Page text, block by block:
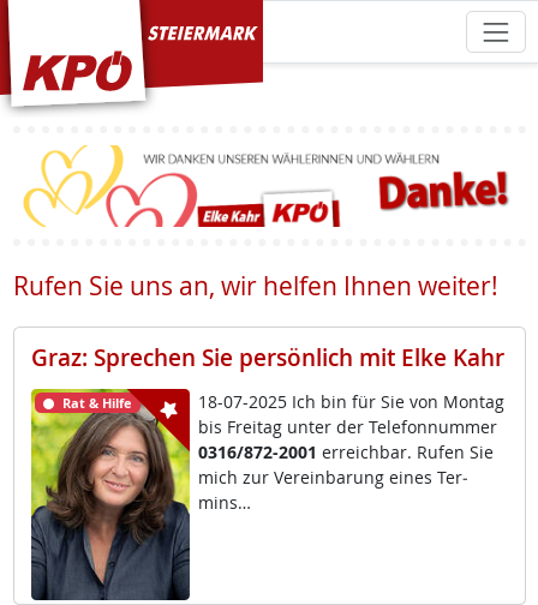
KPÖ Steiermark
Rufen Sie uns an, wir helfen Ihnen weiter!
Graz: Sprechen Sie persönlich mit Elke Kahr
Rat & Hilfe
18-07-2025 Ich bin für Sie von Mon­tag
bis Frei­tag un­ter der Te­le­fon­num­mer
0316/872-2001 er­reich­bar. Ru­fen Sie
mich zur Ve­r­ein­ba­rung ei­nes Ter­
mins…